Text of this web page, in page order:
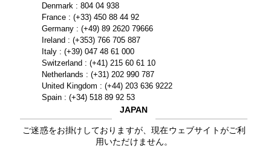
Denmark : 804 04 938
France : (+33) 450 88 44 92
Germany : (+49) 89 2620 79666
Ireland : (+353) 766 705 887
Italy : (+39) 047 48 61 000
Switzerland : (+41) 215 60 61 10
Netherlands : (+31) 202 990 787
United Kingdom : (+44) 203 636 9222
Spain : (+34) 518 89 92 53
JAPAN
ご迷惑をお掛けしておりますが、現在ウェブサイトがご利
用いただけません。